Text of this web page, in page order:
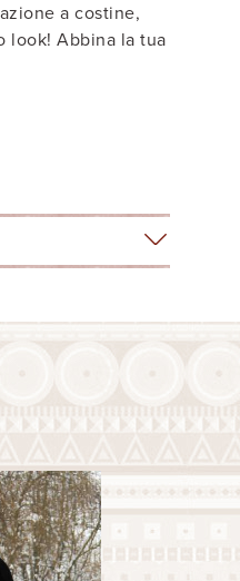
a costine,
look! Abbina la tua